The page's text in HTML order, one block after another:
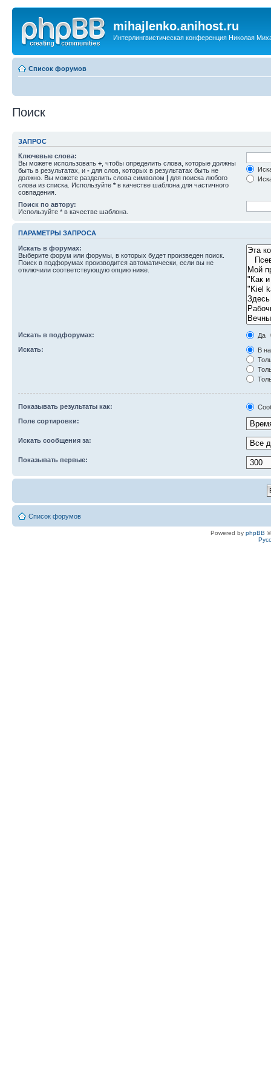
mihajlenko.anihost.ru
Интерлингвистическая конференция Николая
Список форумов
Поиск
ЗАПРОС
Ключевые слова:
Вы можете использовать + , чтобы определить слова, которые должны
быть в результатах, и - для слов, которых в результатах быть не
должно. Вы можете разделить слова символом | для поиска любого
слова из списка. Используйте * в качестве шаблона для частичного
совпадения.
Поиск по автору:
Используйте * в качестве шаблона.
ПАРАМЕТРЫ ЗАПРОСА
Искать в форумах:
Выберите форум или форумы, в которых будет произведен поиск.
Поиск в подфорумах производится автоматически, если вы не
отключили соответствующую опцию ниже.
Искать в подфорумах:
Да
Искать:
В
Показывать результаты как:
Поле сортировки:
Искать сообщения за:
Показывать первые:
Список форумов
Powered by phpBB